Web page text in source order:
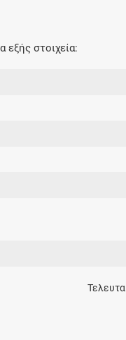
στοιχεία: